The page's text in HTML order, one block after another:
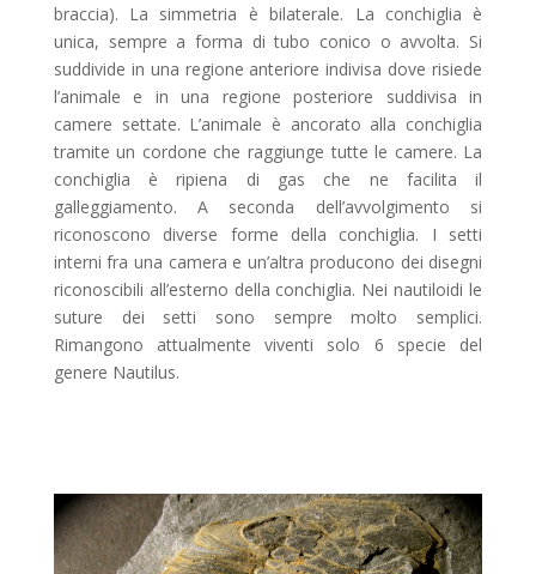
braccia). La simmetria è bilaterale. La conchiglia è
unica, sempre a forma di tubo conico o avvolta. Si
suddivide in una regione anteriore indivisa dove risiede
l’animale e in una regione posteriore suddivisa in
camere settate. L’animale è ancorato alla conchiglia
tramite un cordone che raggiunge tutte le camere. La
conchiglia è ripiena di gas che ne facilita il
galleggiamento. A seconda dell’avvolgimento si
riconoscono diverse forme della conchiglia. I setti
interni fra una camera e un’altra producono dei disegni
riconoscibili all’esterno della conchiglia. Nei nautiloidi le
suture dei setti sono sempre molto semplici.
Rimangono attualmente viventi solo 6 specie del
genere Nautilus.